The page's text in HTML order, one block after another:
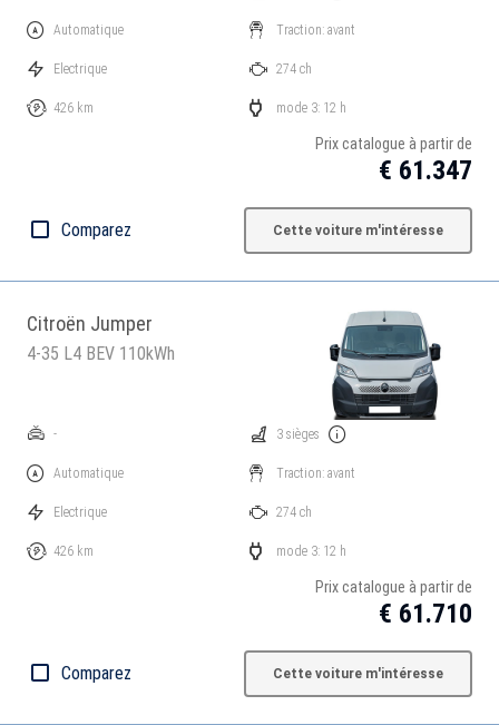
Automatique
Electrique
426 km
Traction: avant
274 ch
mode 3: 12 h
Prix catalogue à partir de
€ 61.347
Comparez Cette voiture m'intéresse
Citroën Jumper
4-35 L4 BEV 110kWh
-
Automatique
Electrique
426 km
3 sièges
Traction: avant
274 ch
mode 3: 12 h
Prix catalogue à partir de
€ 61.710
Comparez Cette voiture m'intéresse